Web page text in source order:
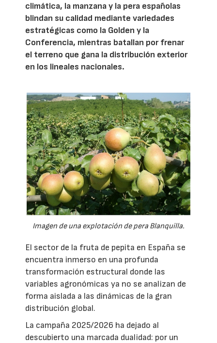
climática, la manzana y la pera españolas
blindan su calidad mediante variedades
estratégicas como la Golden y la
Conferencia, mientras batallan por frenar
el terreno que gana la distribución exterior
en los lineales nacionales.
Imagen de una explotación de pera Blanquilla.
El sector de la fruta de pepita en España se
encuentra inmerso en una profunda
transformación estructural donde las
variables agronómicas ya no se analizan de
forma aislada a las dinámicas de la gran
distribución global.
La campaña 2025/2026 ha dejado al
descubierto una marcada dualidad: por un